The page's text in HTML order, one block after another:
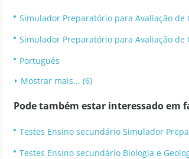
Simulador Preparatório para Avaliação de
Simulador Preparatório para Avaliação de
Português
Mostrar mais... (6)
Pode também estar interessado em
Testes Ensino secundário Simulador
Testes Ensino secundário Biologia e